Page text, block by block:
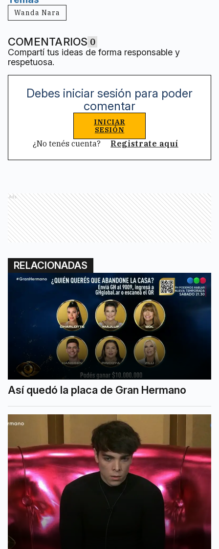
Wanda Nara
COMENTARIOS 0
Compartí tus ideas de forma responsable y
respetuosa.
Debes iniciar sesión para poder
comentar
INICIAR
SESIÓN
¿No tenés cuenta? Registrate aquí
Ads
RELACIONADAS
Así quedó la placa de Gran Hermano